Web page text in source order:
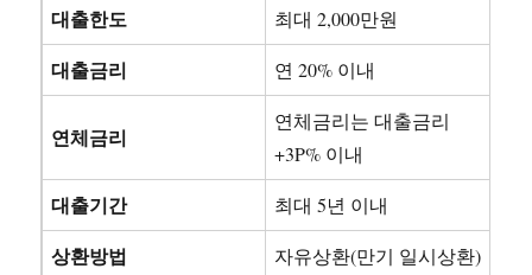
대출한도 최대 2,000만원
대출금리 연 20% 이내
연체금리
연체금리는 대출금리
+3P% 이내
대출기간 최대 5년 이내
상환방법 자유상환(만기 일시상환)